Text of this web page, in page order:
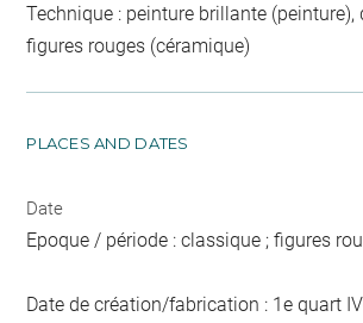
Technique : peinture brillante (peinture),
figures rouges (céramique)
PLACES AND DATES
Date
Epoque / période : classique ; figures
Date de création/fabrication : 1e quart